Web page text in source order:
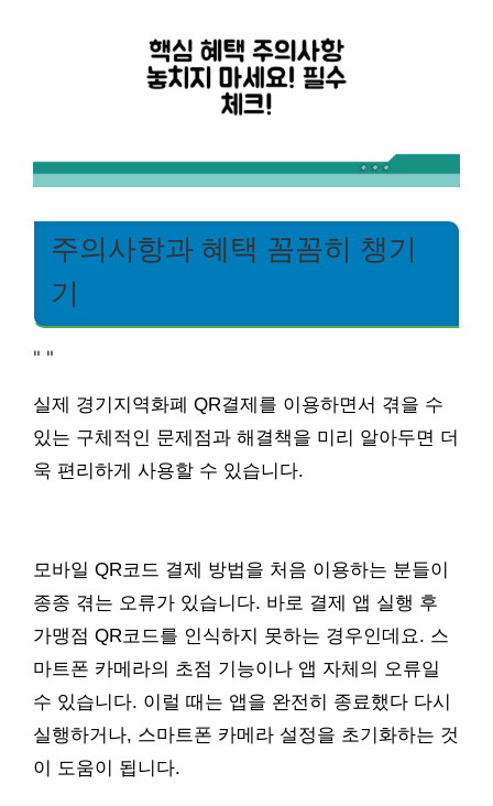
주의사항과 혜택 꼼꼼히 챙기
기
" "
실제 경기지역화폐 QR결제를 이용하면서 겪을 수
있는 구체적인 문제점과 해결책을 미리 알아두면 더
욱 편리하게 사용할 수 있습니다.
모바일 QR코드 결제 방법을 처음 이용하는 분들이
종종 겪는 오류가 있습니다. 바로 결제 앱 실행 후
가맹점 QR코드를 인식하지 못하는 경우인데요. 스
마트폰 카메라의 초점 기능이나 앱 자체의 오류일
수 있습니다. 이럴 때는 앱을 완전히 종료했다 다시
실행하거나, 스마트폰 카메라 설정을 초기화하는 것
이 도움이 됩니다.